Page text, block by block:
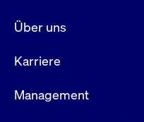
Über uns
Karriere
Management